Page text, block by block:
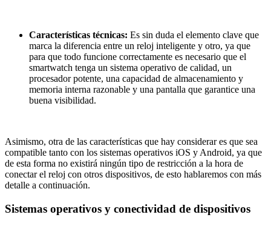
Características técnicas: Es sin duda el elemento clave que
marca la diferencia entre un reloj inteligente y otro, ya que
para que todo funcione correctamente es necesario que el
smartwatch tenga un sistema operativo de calidad, un
procesador potente, una capacidad de almacenamiento y
memoria interna razonable y una pantalla que garantice una
buena visibilidad.
Asimismo, otra de las características que hay considerar es que sea
compatible tanto con los sistemas operativos iOS y Android, ya que
de esta forma no existirá ningún tipo de restricción a la hora de
conectar el reloj con otros dispositivos, de esto hablaremos con más
detalle a continuación.
Sistemas operativos y conectividad de dispositivos